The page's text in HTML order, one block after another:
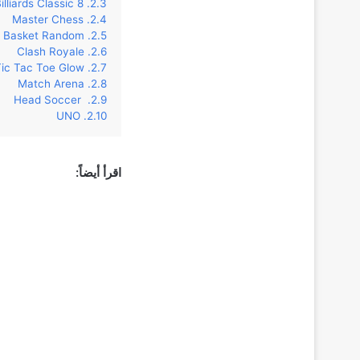
8 Ball Billiards Classic
Master Chess
Basket Random
Clash Royale
Tac Toe Glow
Match Arena
UNO
اقرأ أيضاً: